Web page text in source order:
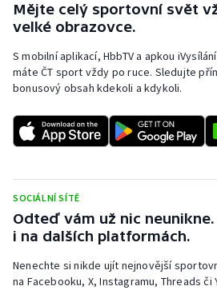
Mějte celý sportovní svět
velké obrazovce.
S mobilní aplikací, HbbTV a apkou
máte ČT sport vždy po ruce. Sledujte
bonusový obsah kdekoli a kdykoli.
SOCIÁLNÍ SÍTĚ
Odteď vám už nic
i na dalších platformách.
Nenechte si nikde ujít nejnovější
na Facebooku, X, Instagramu, Threads či